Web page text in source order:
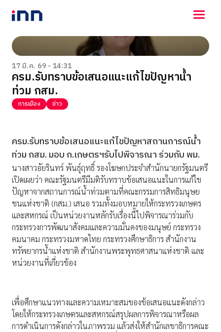
NEWS
ENTERTAINMENT
LIFESTYLE
HOROSCOPE
LOTTERY
VIDEO
17 มี.ค. 69 - 14:31
ครม.รับทราบข้อเสนอแนะแก้ไขปัญหาน้ำ
ท่วม กสม.
การเมือง ข่าว
ครม.รับทราบข้อเสนอแนะแก้ไขปัญหาสถานการณ์น้ำ
ท่วม กสม. มอบ ก.เกษตรฯรับไปพิจารณา ร่วมกับ พม.
นางสาวอัยรินทร์ พันธุ์ฤทธิ์ รองโฆษกประจำสำนักนายกรัฐมนตรี
เปิดเผยว่า คณะรัฐมนตรีมีมติรับทราบข้อเสนอแนะในการแก้ไข
ปัญหาจากสถานการณ์น้ำท่วมตามที่คณะกรรมการสิทธิมนุษย
ชนแห่งชาติ (กสม.) เสนอ รวมทั้งมอบหมายให้กระทรวงเกษตร
และสหกรณ์ เป็นหน่วยงานหลักรับเรื่องนี้ไปพิจารณาร่วมกับ
กระทรวงการพัฒนาสังคมและความมั่นคงของมนุษย์ กระทรวง
คมนาคม กระทรวงมหาดไทย กระทรวงศึกษาธิการ สำนักงาน
ทรัพยากรน้ำแห่งชาติ สำนักงานพระพุทธศาสนาแห่งชาติ และ
หน่วยงานที่เกี่ยวข้อง
เพื่อศึกษาแนวทางและความเหมาะสมของข้อเสนอแนะดังกล่าว
โดยให้กระทรวงเกษตรและสหกรณ์สรุปผลการพิจารณาหรือผล
การดำเนินการดังกล่าวในภาพรวม แล้วส่งให้สำนักเลขาธิการคณะ